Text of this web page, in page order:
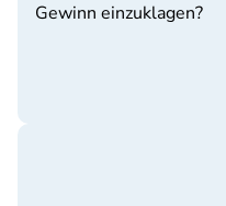
Gewinn einzuklagen?